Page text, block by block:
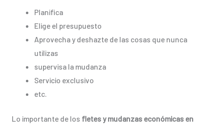
Planifica
Elige el presupuesto
Aprovecha y deshazte de las cosas que nunca
utilizas
supervisa la mudanza
Servicio exclusivo
etc.
Lo importante de los fletes y mudanzas económicas en